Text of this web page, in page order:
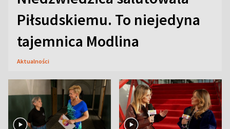
Piłsudskiemu. To niejedyna
tajemnica Modlina
Aktualności